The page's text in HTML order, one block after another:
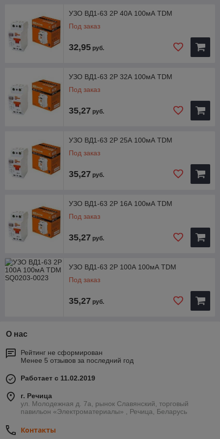
УЗО ВД1-63 2Р 40А 100мА TDM
Под заказ
32,95 руб.
УЗО ВД1-63 2Р 32А 100мА TDM
Под заказ
35,27 руб.
УЗО ВД1-63 2Р 25А 100мА TDM
Под заказ
35,27 руб.
УЗО ВД1-63 2Р 16А 100мА TDM
Под заказ
35,27 руб.
УЗО ВД1-63 2Р 100А 100мА TDM
Под заказ
35,27 руб.
О нас
Рейтинг не сформирован
Менее 5 отзывов за последний год
Работает с 11.02.2019
г. Речица
ул. Молодежная д. 7а, рынок Славянский, торговый
павильон «Электроматериалы» , Речица, Беларусь
Контакты